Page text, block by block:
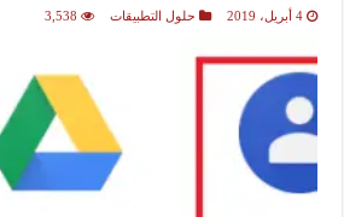
4 أبريل، 2019 حلول التطبيقات 3,538